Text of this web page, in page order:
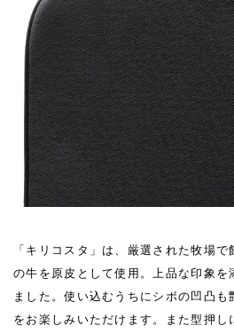
「キリコスタ」は、厳選された牧場
の牛を原皮として使用。上品な印象を
ました。使い込むうちにシボの凹凸
をお楽しみいただけます。また型押し